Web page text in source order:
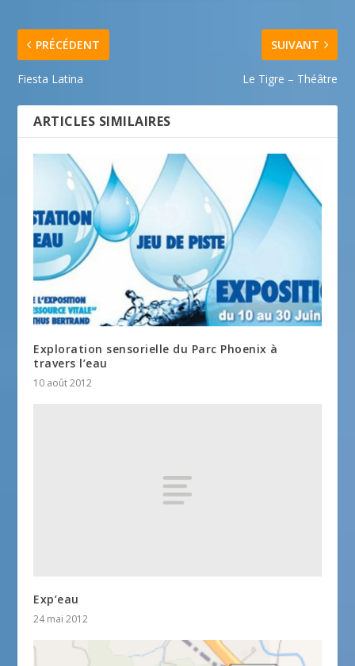
PRÉCÉDENT
Fiesta Latina
SUIVANT
Le Tigre – Théâtre
ARTICLES SIMILAIRES
Exploration sensorielle du Parc Phoenix à
travers l’eau
10 août 2012
Exp’eau
24 mai 2012